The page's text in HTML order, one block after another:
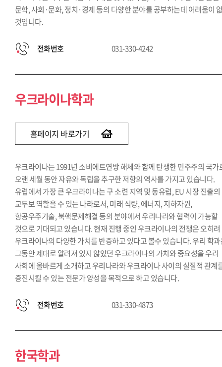
문학, 사회·문화, 정치·경제 등의 다양한 분야를 공부하는데 어려움이
것입니다.
전화번호 031-330-4242
우크라이나학과
홈페이지 바로가기
우크라이나는 1991년 소비에트연방 해체와 함께 탄생한 민주주의 국가
오랜 세월 동안 자유와 독립을 추구한 저항의 역사를 가지고 있습니다.
유럽에서 가장 큰 우크라이나는 구 소련 지역 및 동유럽, EU 시장 진출의
교두보 역할을 수 있는 나라로서, 미래 식량, 에너지, 지하자원,
항공우주기술, 북핵문제해결 등의 분야에서 우리나라와 협력이 가능할
것으로 기대되고 있습니다. 현재 진행 중인 우크라이나의 전쟁은 오히려
우크라이나의 다양한 가치를 반증하고 있다고 볼수 있습니다. 우리 학
그동안 제대로 알려져 있지 않았던 우크라이나의 가치와 중요성을 우리
사회에 올바르게 소개하고 우리나라와 우크라이나 사이의 실질적 관계
증진시킬 수 있는 전문가 양성을 목적으로 하고 있습니다.
전화번호 031-330-4873
한국학과